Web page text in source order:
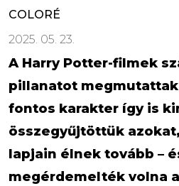
COLORÉ
2025. 05. 23.
A Harry Potter-filmek
pillanatot megmutattak
fontos karakter így is
összegyűjtöttük
lapjain élnek tovább –
megérdemelték volna